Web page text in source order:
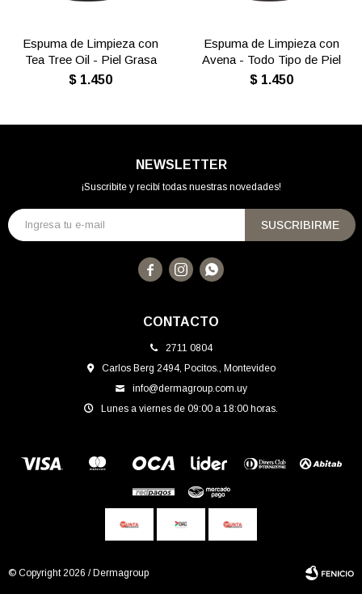
Espuma de Limpieza con
Tea Tree Oil - Piel Grasa
$ 1.450
Espuma de Limpieza con
Avena - Todo Tipo de Piel
$ 1.450
CONTACTO
2711 0804
Carlos Berg 2494, Pocitos., Montevideo
info@dermagroup.com.uy
Lunes a viernes de 09:00 a 18:00 horas.
NEWSLETTER
¡Suscribite y recibí todas nuestras novedades!
SUSCRIBIRME
  
© Copyright 2026 / Dermagroup